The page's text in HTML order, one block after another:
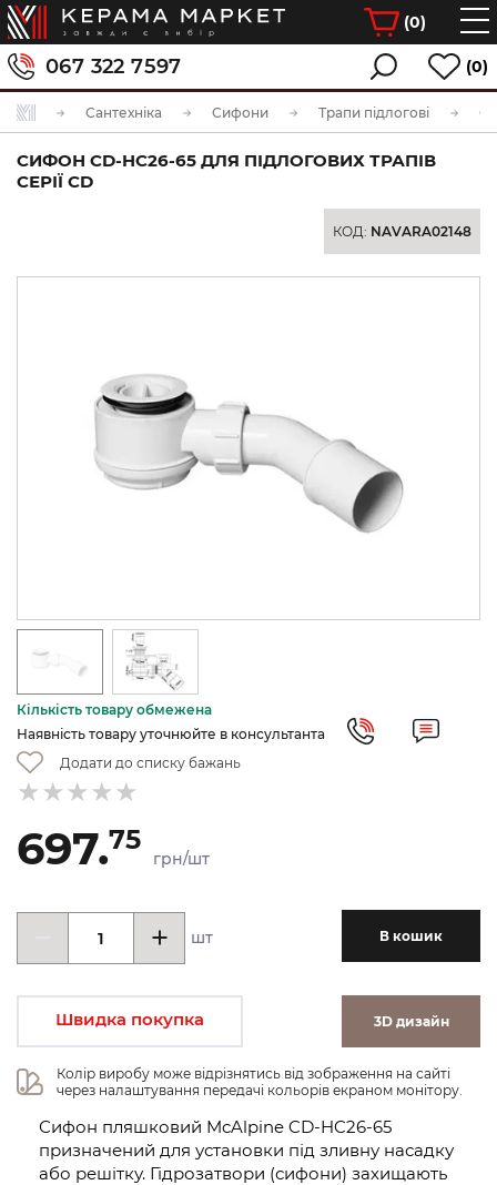
(0)
067 322 7597 (0)
Сантехніка Сифони Трапи підлогові
СИФОН CD-HC26-65 ДЛЯ ПІДЛОГОВИХ ТРАПІВ
СЕРІЇ СD
КОД: NAVARA02148
Кількість товару обмежена
Наявність товару уточнюйте в консультанта
Додати до списку бажань
697.75
грн/шт
шт В кошик
Швидка покупка 3D дизайн
Колір виробу може відрізнятись від зображення на сайті
через налаштування передачі кольорів екраном монітору.
Сифон пляшковий McAlpine CD-HC26-65
призначений для установки під зливну насадку
або решітку. Гідрозатвори (сифони) захищають